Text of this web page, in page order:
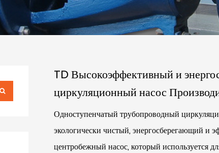
TD Высокоэффективный и
циркуляционный насос
Одноступенчатый трубопроводный
экологически чистый, энергосберегающий и
центробежный насос, который используется